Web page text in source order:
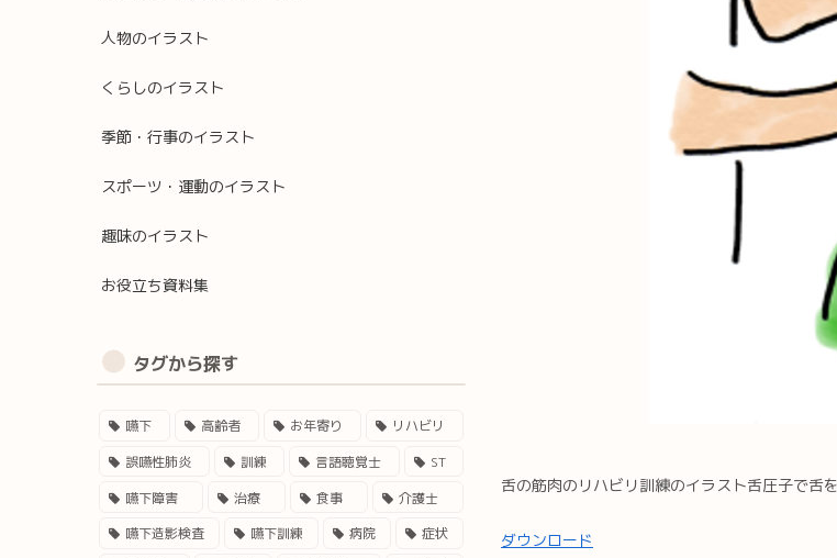
舌の筋肉のリハビリ訓練のイラスト舌圧子で舌
ダウンロード
人物のイラスト
くらしのイラスト
季節・行事のイラスト
スポーツ・運動のイラスト
趣味のイラスト
お役立ち資料集
タグから探す
嚥下 高齢者 お年寄り
リハビリ
誤嚥性肺炎
訓練 言語聴覚士
ST
嚥下障害
治療 食事
介護士
嚥下造影検査
嚥下訓練 病院
症状